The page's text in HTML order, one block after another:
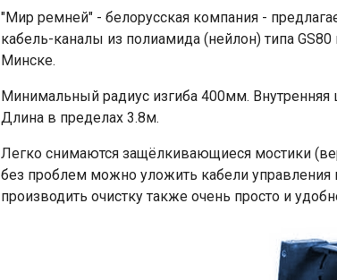
"Мир ремней" - белорусская компания -
кабель-каналы из полиамида (нейлон) типа
Минске.
Минимальный радиус изгиба 400мм.
Длина в пределах 3.8м.
Легко снимаются защёлкивающиеся мостики
без проблем можно уложить кабели управления
производить очистку также очень просто и